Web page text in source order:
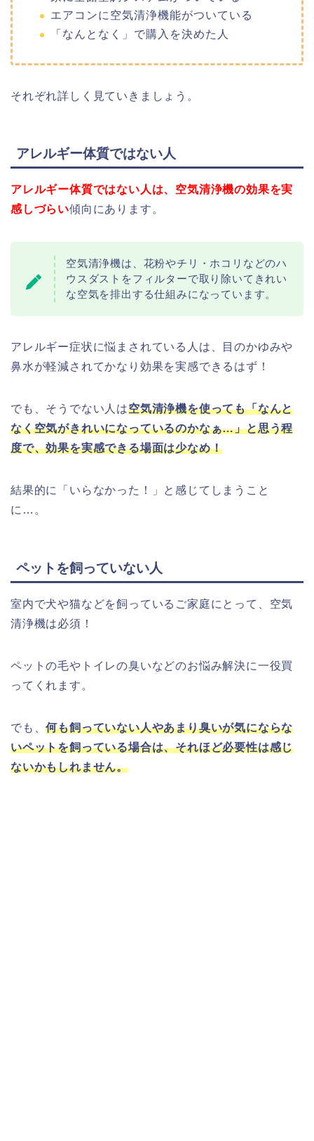
エアコンに空気清浄機能がついている
「なんとなく」で購入を決めた人
それぞれ詳しく見ていきましょう。
アレルギー体質ではない人
アレルギー体質ではない人は、空気清浄機の効果を実
感しづらい傾向にあります。
空気清浄機は、花粉やチリ・ホコリなどのハ
ウスダストをフィルターで取り除いて きれい
な空気を排出する仕組みになっています。
アレルギー症状に悩まされている人は、目のかゆみや
鼻水が軽減されてかなり効果を実感できるはず！
でも、そうでない人は空気清浄機を使っても「なんと
なく空気がきれいになっているのかなぁ…」と思う程
度で、効果を実感できる場面は少なめ！
結果的に「いらなかった！」と感じてしまうこと
に…。
ペットを飼っていない人
室内で犬や猫などを飼っているご家庭にとって、空気
清浄機は必須！
ペットの毛やトイレの臭いなどのお悩み解決に一役買
ってくれます。
でも、何も飼っていない人やあまり臭いが気にならな
いペットを飼っている場合は、それほど必要性は感じ
ないかもしれません。